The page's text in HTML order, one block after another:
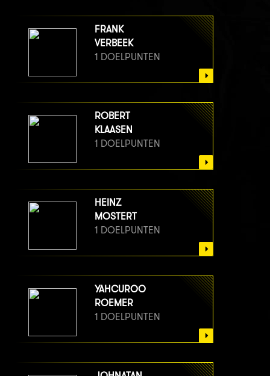
FRANK
VERBEEK
1 DOELPUNTEN
ROBERT
KLAASEN
1 DOELPUNTEN
HEINZ
MOSTERT
1 DOELPUNTEN
YAHCUROO
ROEMER
1 DOELPUNTEN